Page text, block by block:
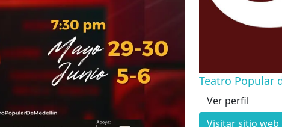
Teatro Popular
Ver perfil
Visitar sitio web